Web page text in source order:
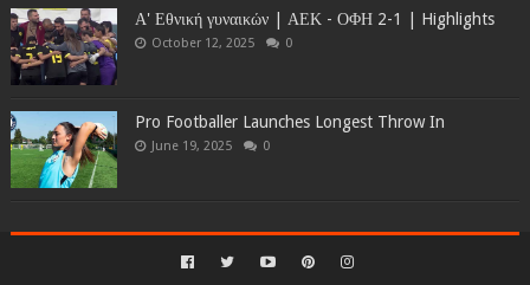
Α' Εθνική γυναικών | ΑΕΚ - ΟΦΗ 2-1 | Highlights
October 12, 2025 0
Pro Footballer Launches Longest Throw In
June 19, 2025 0